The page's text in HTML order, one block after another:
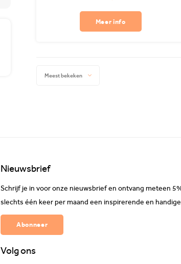
Meer info
Meest bekeken
Nieuwsbrief
Schrijf je in voor onze nieuwsbrief en ontvang meteen
slechts één keer per maand een inspirerende en
Abonneer
Volg ons